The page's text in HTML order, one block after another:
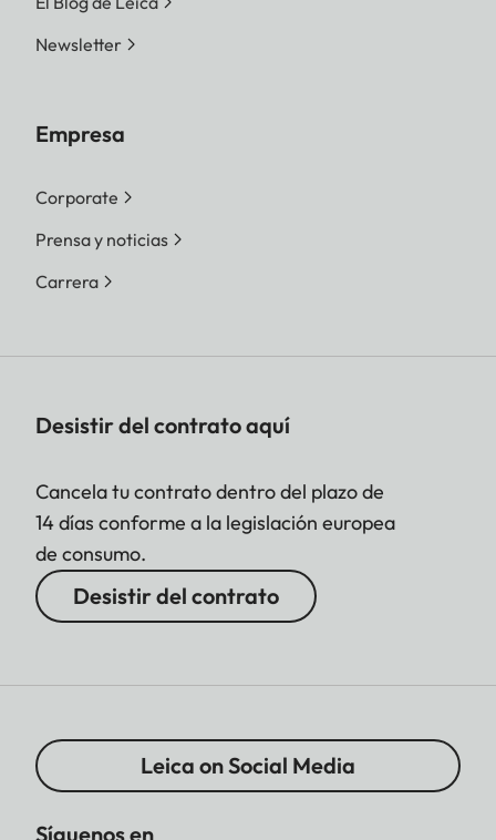
Newsletter
Empresa
Corporate
Prensa y noticias
Carrera
Desistir del contrato aquí
Cancela tu contrato dentro del plazo de
14 días conforme a la legislación europea
de consumo.
Desistir del contrato
Leica on Social Media
Síguenos en